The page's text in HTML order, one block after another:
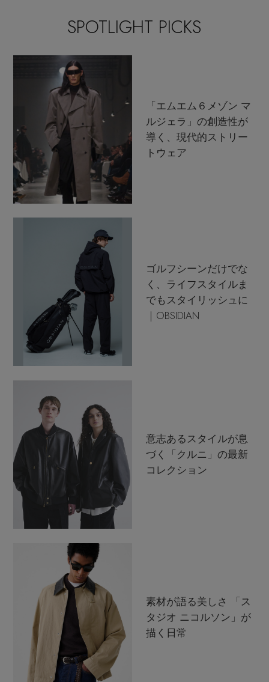
SPOTLIGHT PICKS
「エムエム６メゾン マ
ルジェラ」の創造性が
導く、現代的ストリー
トウェア
ゴルフシーンだけでな
く、ライフスタイルま
でもスタイリッシュに
｜OBSIDIAN
意志あるスタイルが息
づく「クルニ」の最新
コレクション
素材が語る美しさ 「ス
タジオ ニコルソン」が
描く日常